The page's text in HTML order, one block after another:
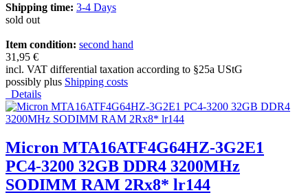
Shipping time: 3-4 Days
sold out
Item condition: second hand
31,95 €
incl. VAT differential taxation according to §25a UStG
possibly plus Shipping costs
Details
Micron MTA16ATF4G64HZ-3G2E1
PC4-3200 32GB DDR4 3200MHz
SODIMM RAM 2Rx8* lr144